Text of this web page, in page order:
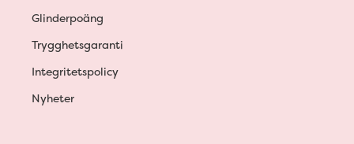
Glinderpoäng
Trygghetsgaranti
Integritetspolicy
Nyheter